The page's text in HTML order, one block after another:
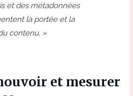
et des métadonnées
la portée et la
contenu. »
et mesurer